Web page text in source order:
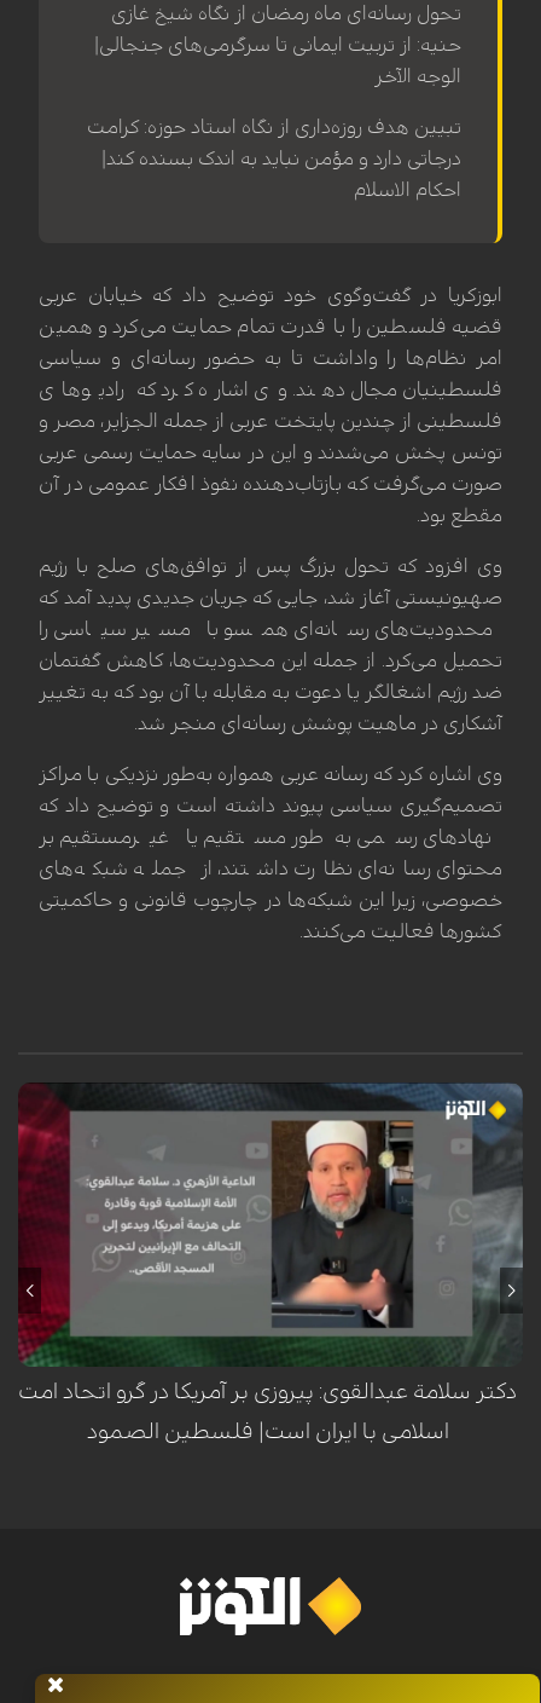
تحول رسانه‌ای ماه رمضان از نگاه شیخ غازی
حنیه: از تربیت ایمانی تا سرگرمی‌های جنجالی|
الوجه الآخر
تبیین هدف روزه‌داری از نگاه استاد حوزه: کرامت
درجاتی دارد و مؤمن نباید به اندک بسنده کند|
احکام الاسلام
ابوزکریا در گفت‌وگوی خود توضیح داد که خیابان عربی
قضیه فلسطین را با قدرت تمام حمایت می‌کرد و همین
امر نظام‌ها را واداشت تا به حضور رسانه‌ای و سیاسی
فلسطینیان مجال دهند. وی اشاره کرد که رادیوهای
فلسطینی از چندین پایتخت عربی از جمله الجزایر، مصر و
تونس پخش می‌شدند و این در سایه حمایت رسمی عربی
صورت می‌گرفت که بازتاب‌دهنده نفوذ افکار عمومی در آن
مقطع بود.
وی افزود که تحول بزرگ پس از توافق‌های صلح با رژیم
صهیونیستی آغاز شد، جایی که جریان جدیدی پدید آمد که
محدودیت‌های رسانه‌ای همسو با مسیر سیاسی را
تحمیل می‌کرد. از جمله این محدودیت‌ها، کاهش گفتمان
ضد رژیم اشغالگر یا دعوت به مقابله با آن بود که به تغییر
آشکاری در ماهیت پوشش رسانه‌ای منجر شد.
وی اشاره کرد که رسانه عربی همواره به‌طور نزدیکی با مراکز
تصمیم‌گیری سیاسی پیوند داشته است و توضیح داد که
نهادهای رسمی به‌طور مستقیم یا غیرمستقیم بر
محتوای رسانه‌ای نظارت داشتند، از جمله شبکه‌های
خصوصی، زیرا این شبکه‌ها در چارچوب قانونی و حاکمیتی
کشورها فعالیت می‌کنند.
سلامة عبدالقوی، عالم برجسته اهل سنت و داعیه‌دار ازهري، با تأکید بر قدرت و
توانمندی امت اسلامی، اعلام کرد که این امت قادر به شکست آمریکا است. او در
این راستا، هم‌پیمانی با ایران را راهکاری کلیدی برای آزادسازی مسجدالاقصی و
مقابله با استکبار جهانی دانست.
دکتر سلامة عبدالقوی: پیروزی بر آمریکا در گرو اتحاد امت
اسلامی با ایران است| فلسطين الصمود
معرفی